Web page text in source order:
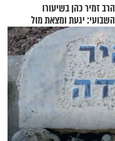
הרב זמיר כהן בשיעורו
השבועי: יגעת ומצאת מול
אמונה ובטחון